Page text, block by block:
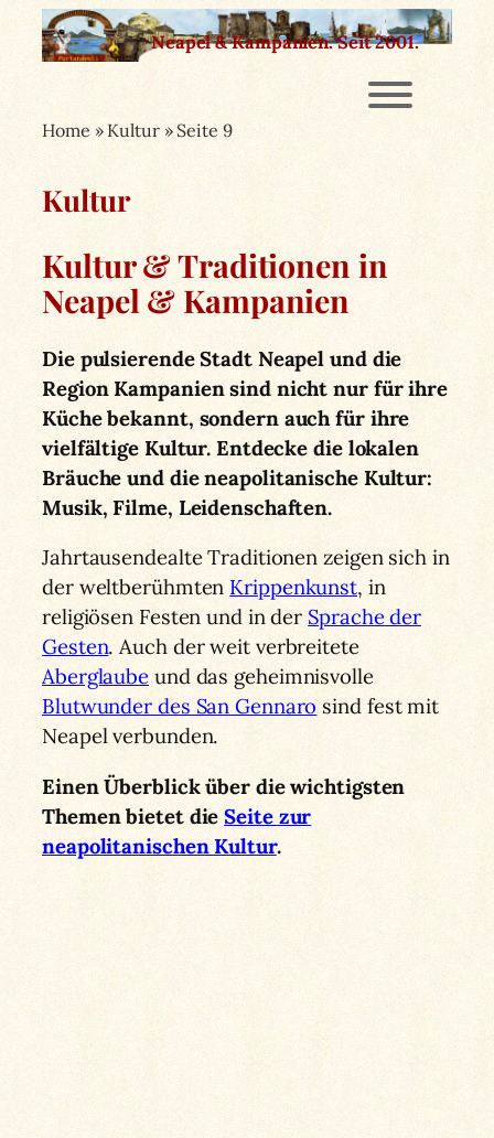
Zum
Inhalt
Neapel & Kampanien.Seit 2001.
Home » Kultur» Seite 9
Kultur
Kultur & Traditionen in
Neapel & Kampanien
Die pulsierende Stadt Neapel und die
Region Kampanien sind nicht nur für ihre
Küche bekannt, sondern auch für ihre
vielfältige Kultur. Entdecke die lokalen
Bräuche und die neapolitanische Kultur:
Musik, Filme, Leidenschaften.
Jahrtausendealte Traditionen zeigen sich in
der weltberühmten Krippenkunst, in
religiösen Festen und in der Sprache der
Gesten. Auch der weit verbreitete
Aberglaube und das geheimnisvolle
Blutwunder des San Gennaro sind fest mit
Neapel verbunden.
Einen Überblick über die wichtigsten
Themen bietet dieSeite zur
neapolitanischen Kultur.